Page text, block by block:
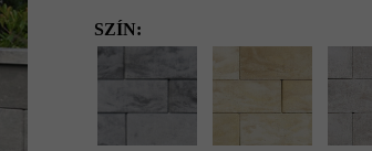
SZÍN: